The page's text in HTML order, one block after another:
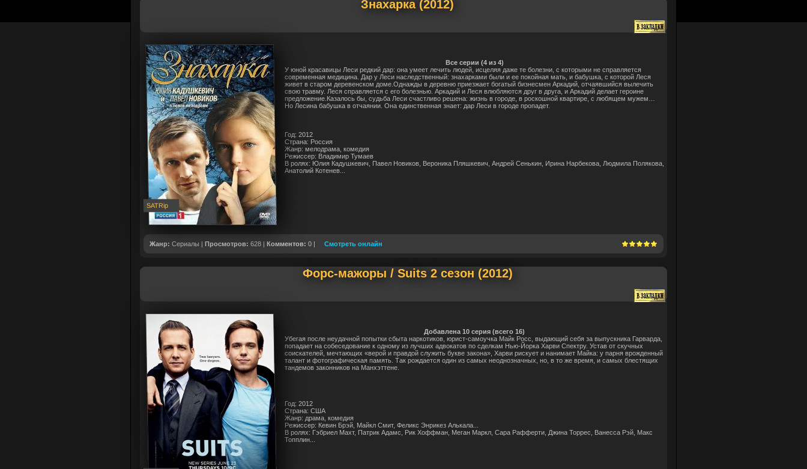
Знахарка (2012)
SATRip
Все серии (4 из 4)
У юной красавицы Леси редкий дар: она умеет лечить людей, исцеляя даже те болезни, с которыми не справляется
современная медицина. Дар у Леси наследственный: знахарками были и ее покойная мать, и бабушка, с которой Леся
живет в старом деревенском доме.Однажды в деревню приезжает богатый бизнесмен Аркадий, отчаявшийся вылечить
свою травму. Леся справляется с его болезнью. Аркадий и Леся влюбляются друг в друга, и Аркадий делает героине
предложение.Казалось бы, судьба Леси счастливо решена: жизнь в городе, в роскошной квартире, с любящем мужем…
Но Лесина бабушка в отчаянии. Она единственная знает: дар Леси в городе пропадет.
Год: 2012
Страна: Россия
Жанр: мелодрама, комедия
Режиссер: Владимир Тумаев
В ролях: Юлия Кадушкевич, Павел Новиков, Вероника Пляшкевич, Андрей Сенькин, Ирина Нарбекова, Людмила Полякова,
Анатолий Котенев...
Жанр: Сериалы | Просмотров: 628 | Комментов: 0 | Смотреть онлайн
Форс-мажоры / Suits 2 сезон (2012)
Добавлена 10 серия (всего 16)
Убегая после неудачной попытки сбыта наркотиков, юрист-самоучка Майк Росс, выдающий себя за выпускника Гарварда,
попадает на собеседование к одному из лучших адвокатов по сделкам Нью-Йорка Харви Спектру. Устав от скучных
соискателей, мечтающих «верой и правдой служить букве закона», Харви рискует и нанимает Майка: у парня врожденный
талант и фотографическая память. Так рождается один из самых неоднозначных, но, в то же время, и самых блестящих
тандемов законников на Манхэттене.
Год: 2012
Страна: США
Жанр: драма, комедия
Режиссер: Кевин Брэй, Майкл Смит, Феликс Энрикез Алькала...
В ролях: Гэбриел Махт, Патрик Адамс, Рик Хоффман, Меган Маркл, Сара Рафферти, Джина Торрес, Ванесса Рэй, Макс
Топплин...